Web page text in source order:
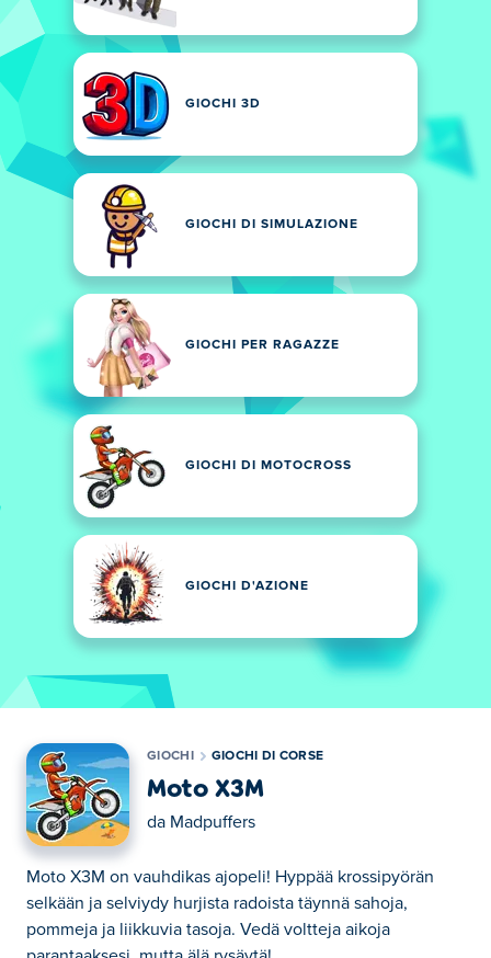
GIOCHI 3D
GIOCHI DI SIMULAZIONE
GIOCHI PER RAGAZZE
GIOCHI DI MOTOCROSS
GIOCHI D'AZIONE
GIOCHI GIOCHI DI CORSE
Moto X3M
da Madpuffers
Moto X3M on vauhdikas ajopeli! Hyppää krossipyörän
selkään ja selviydy hurjista radoista täynnä sahoja,
pommeja ja liikkuvia tasoja. Vedä voltteja aikoja